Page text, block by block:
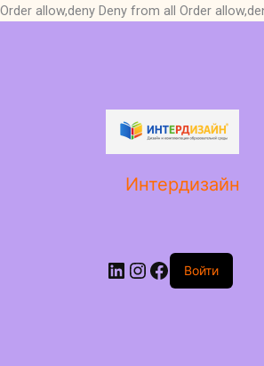
Order allow,deny Deny from all Order
Интердизайн
LinkedIn
Instagram
Facebook
Войти